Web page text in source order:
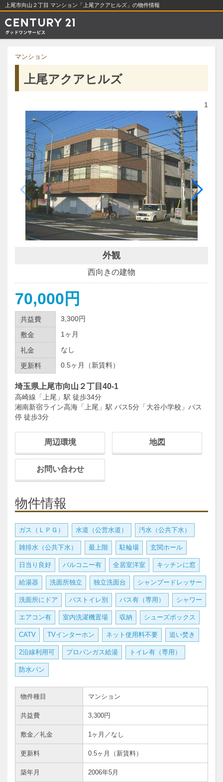
上尾市向山２丁目 マンション「上尾アクアヒルズ」の物件情報
マンション
上尾アクアヒルズ
1
外観
西向きの建物
70,000円
共益費
3,300円
敷金
1ヶ月
礼金
なし
更新料
0.5ヶ月（新賃料）
埼玉県上尾市向山２丁目40-1
高崎線「上尾」駅 徒歩34分
湘南新宿ライン高海「上尾」駅 バス5分「大谷小学校」バス
停 徒歩3分
周辺環境 地図
お問い合わせ
物件情報
ガス（ＬＰＧ） 水道（公営水道） 汚水（公共下水）
雑排水（公共下水） 最上階 駐輪場 玄関ホール
日当り良好 バルコニー有 全居室洋室 キッチンに窓
給湯器 洗面所独立 独立洗面台 シャンプードレッサー
洗面所にドア バストイレ別 バス有（専用） シャワー
エアコン有 室内洗濯機置場 収納 シューズボックス
CATV TVインターホン ネット使用料不要 追い焚き
2沿線利用可 プロパンガス給湯 トイレ有（専用）
防水パン
物件種目 マンション
共益費 3,300円
敷金／礼金 1ヶ月／なし
更新料 0.5ヶ月（新賃料）
築年月 2006年5月